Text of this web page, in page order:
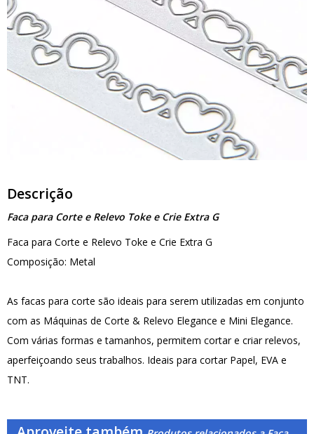
Descrição
Faca para Corte e Relevo Toke e Crie Extra G
Faca para Corte e Relevo Toke e Crie Extra G
Composição: Metal
As facas para corte são ideais para serem utilizadas em conjunto
com as Máquinas de Corte & Relevo Elegance e Mini Elegance.
Com várias formas e tamanhos, permitem cortar e criar relevos,
aperfeiçoando seus trabalhos. Ideais para cortar Papel, EVA e
TNT.